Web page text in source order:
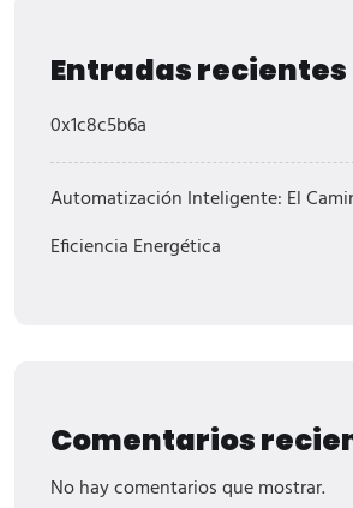
Entradas recientes
0x1c8c5b6a
Automatización Inteligente: El
Eficiencia Energética
Comentarios
No hay comentarios que mostrar.